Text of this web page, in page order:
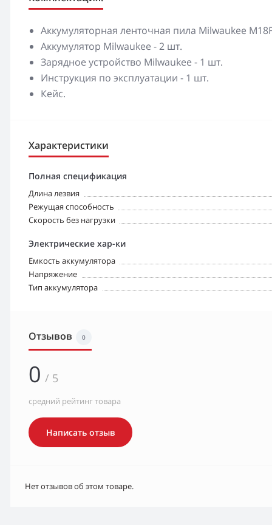
Аккумуляторная ленточная пила Milwaukee
Аккумулятор Milwaukee - 2 шт.
Зарядное устройство Milwaukee - 1 шт.
Инструкция по эксплуатации - 1 шт.
Кейс.
Характеристики
Полная спецификация
Длина лезвия
Режущая способность
Скорость без нагрузки
Электрические хар-ки
Емкость аккумулятора
Напряжение
Тип аккумулятора
Отзывов 0
0 / 5
средний рейтинг товара
Написать отзыв
Нет отзывов об этом товаре.